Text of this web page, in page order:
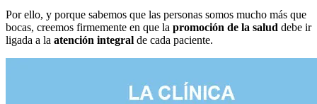
Por ello, y porque sabemos que las personas somos mucho más que
bocas, creemos firmemente en que la promoción de la salud debe ir
ligada a la atención integral de cada paciente.